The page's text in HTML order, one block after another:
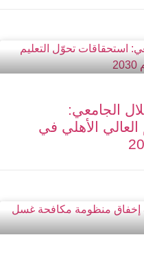
الجامعي:
العالي الأهلي في